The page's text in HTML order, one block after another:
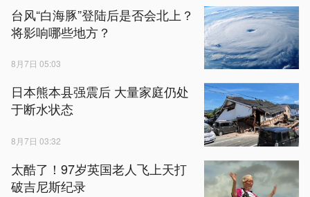
台风“白海豚”登陆后是否会北上？
将影响哪些地方？
8月7日 05:03
日本熊本县强震后 大量家庭仍处
于断水状态
8月7日 03:32
太酷了！97岁英国老人飞上天打
破吉尼斯纪录